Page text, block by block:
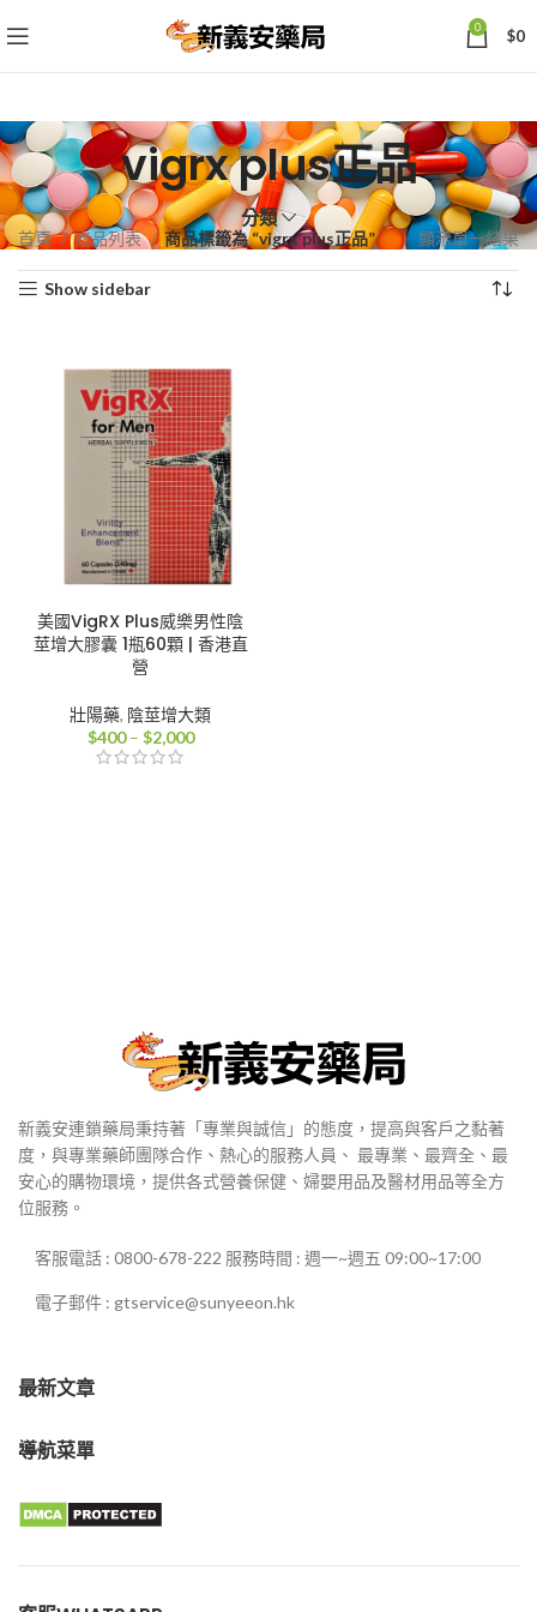
0 $0
vigrx plus正品
分類
首頁 商品列表 商品標籤為 “vigrx plus正品” 顯示單一結果
Show sidebar
美國VigRX Plus威樂男性陰
莖增大膠囊 1瓶60顆 | 香港直
營
壯陽藥, 陰莖增大類
$400 – $2,000價
新義安連鎖藥局秉持著「專業與誠信」的態度，提高與客戶之黏著
度，與專業藥師團隊合作、熱心的服務人員、 最專業、最齊全、最
安心的購物環境，提供各式營養保健、婦嬰用品及醫材用品等全方
位服務。
客服電話 : 0800-678-222 服務時間 : 週一~週五 09:00~17:00
電子郵件 : gtservice@sunyeeon.hk
最新文章
導航菜單